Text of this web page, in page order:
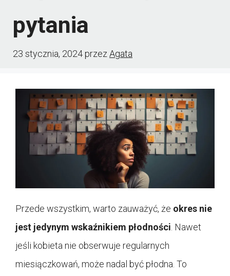
pytania
23 stycznia, 2024przez Agata
Przede wszystkim, warto zauważyć, że okres nie
jest jedynym wskaźnikiem płodności . Nawet
jeśli kobieta nie obserwuje regularnych
miesiączkowań, może nadal być płodna. To